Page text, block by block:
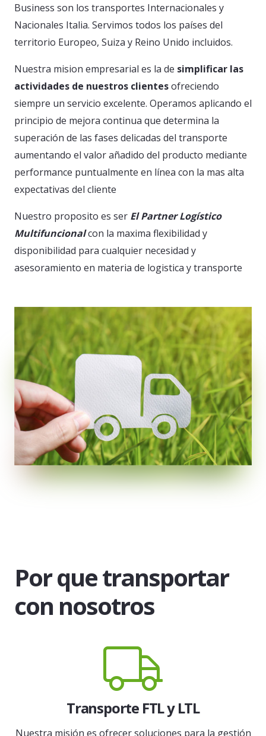
Business son los transportes Internacionales y
Nacionales Italia. Servimos todos los países del
territorio Europeo, Suiza y Reino Unido incluidos.
Nuestra mision empresarial es la de simplificar las
actividades de nuestros clientesofreciendo
siempre un servicio excelente. Operamos aplicando el
principio de mejora continua que determina la
superación de las fases delicadas del transporte
aumentando el valor añadido del producto mediante
performance puntualmente en línea con la mas alta
expectativas del cliente
Nuestro proposito es ser El Partner Logístico
Multifuncionalcon la maxima flexibilidad y
disponibilidad para cualquier necesidad y
asesoramiento en materia de logistica y transporte
Por que transportar
con nosotros
Transporte FTL y LTL
Nuestra misión es ofrecer soluciones para la gestión